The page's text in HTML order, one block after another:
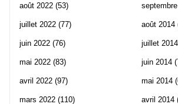
août 2022 (53)
juillet 2022 (77)
juin 2022 (76)
mai 2022 (83)
avril 2022 (97)
mars 2022 (110)
août 2014
juillet 2014
juin 2014
mai 2014
avril 2014